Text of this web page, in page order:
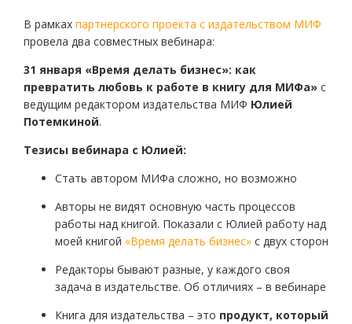
В рамках партнерского проекта с издательством МИФ
провела два совместных вебинара:
31 января «Время делать бизнес»: как
превратить любовь к работе в книгу для МИФа» с
ведущим редактором издательства МИФ Юлией
Потемкиной.
Тезисы вебинара с Юлией:
Стать автором МИФа сложно, но возможно
Авторы не видят основную часть процессов
работы над книгой. Показали с Юлией работу над
моей книгой «Время делать бизнес» с двух сторон
Редакторы бывают разные, у каждого своя
задача в издательстве. Об отличиях – в вебинаре
Книга для издательства – это продукт, который